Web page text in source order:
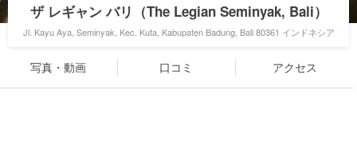
ザ レギャン バリ（The Legian Seminyak, Bali）
Jl. Kayu Aya, Seminyak, Kec. Kuta, Kabupaten Badung, Bali 80361 インドネシア
写真・動画 口コミ アクセス